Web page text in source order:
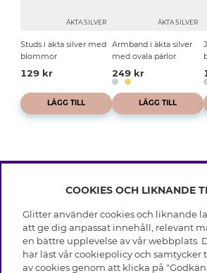
ÄKTA SILVER
Studs i äkta silver med
blommor
129 kr
LÄGG TILL
ÄKTA SILVER
Armband i äkta silver
med ovala pärlor
249 kr
LÄGG TILL
INFO
Leverans
Villkor
Integritetspolicy
Cookies
OM GLITTER
Black Friday
COOKIES OCH LIKNANDE
Glitter använder cookies och liknande
att ge dig anpassat innehåll, relevant
en bättre upplevelse av vår webbplats.
har läst vår cookiepolicy och
av cookies genom att klicka på